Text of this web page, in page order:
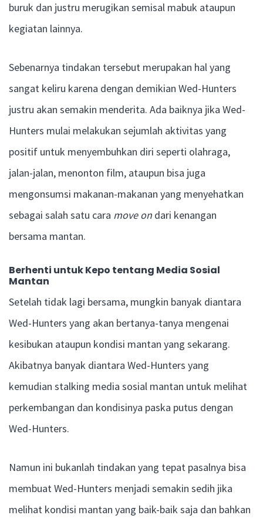
buruk dan justru merugikan semisal mabuk ataupun
kegiatan lainnya.
Sebenarnya tindakan tersebut merupakan hal yang
sangat keliru karena dengan demikian Wed-Hunters
justru akan semakin menderita. Ada baiknya jika Wed-
Hunters mulai melakukan sejumlah aktivitas yang
positif untuk menyembuhkan diri seperti olahraga,
jalan-jalan, menonton film, ataupun bisa juga
mengonsumsi makanan-makanan yang menyehatkan
sebagai salah satu cara move on dari kenangan
bersama mantan.
Berhenti untuk Kepo tentang Media Sosial
Mantan
Setelah tidak lagi bersama, mungkin banyak diantara
Wed-Hunters yang akan bertanya-tanya mengenai
kesibukan ataupun kondisi mantan yang sekarang.
Akibatnya banyak diantara Wed-Hunters yang
kemudian stalking media sosial mantan untuk melihat
perkembangan dan kondisinya paska putus dengan
Wed-Hunters.
Namun ini bukanlah tindakan yang tepat pasalnya bisa
membuat Wed-Hunters menjadi semakin sedih jika
melihat kondisi mantan yang baik-baik saja dan bahkan